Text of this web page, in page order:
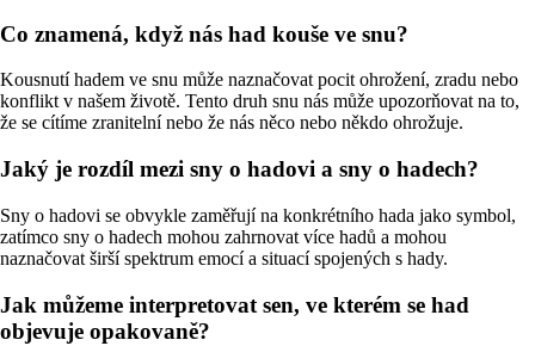
Co znamená, když nás had kouše ve snu?
Kousnutí hadem ve snu může naznačovat pocit ohrožení, zradu nebo
konflikt v našem životě. Tento druh snu nás může upozorňovat na to,
že se cítíme zranitelní nebo že nás něco nebo někdo ohrožuje.
Jaký je rozdíl mezi sny o hadovi a sny o hadech?
Sny o hadovi se obvykle zaměřují na konkrétního hada jako symbol,
zatímco sny o hadech mohou zahrnovat více hadů a mohou
naznačovat širší spektrum emocí a situací spojených s hady.
Jak můžeme interpretovat sen, ve kterém se had
objevuje opakovaně?